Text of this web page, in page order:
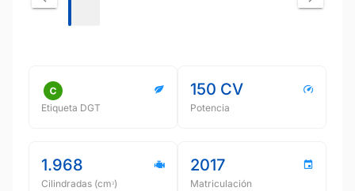
Etiqueta DGT
150 CV
Potencia
1.968
Cilindradas (cmᵌ)
2017
Matriculación